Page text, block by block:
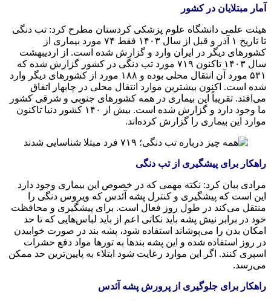
آمار مبتلایان در کشور
هیئت علمی دانشگاه علوم پزشکی کردستان مطرح کرد: تب دنگی
تا تاریخ ۱ آذر و قبل از سال ۱۴۰۳ فقط ۷۴ مورد بیماری از
کشورهای دیگر در ایران وارد و گزارش شده است. از اردیبهشت
سال ۱۴۰۳ تاکنون ۷۱۹ مورد تب دنگی در کشور گزارش شده که
۵۳۱ مورد آن انتقال محلی بوده و ۱۸۸ مورد از کشورهای دیگر وارد
شده است. اکنون بیشترین موارد انتقال محلی در چابهار اتفاق
می‌افتد. تقریباً این بیماری در همه کشورهای جنوبی و شرقی کشور
ما وجود دارد و گزارش شده است. بیش از ۱۴۰ کشور دنیا تاکنون
موارد این بیماری را گزارش کرده‌اند.
راهکار برای پیشگیری از تب دنگی
مرادی بیان کرد: نکته مهمی که در خصوص این بیماری وجود دارد
این است که پیشگیری و کنترل پشه آئدس که ویروس دنگی را
منتقل می‌کند در طول روز فعال است. برای پیشگیری و محافظت
خود در برابر نیش پشه باید نکاتی اعم از باید لباس‌هایی که تا حد
امکان بدن را می‌پوشاند استفاده شود، پشه بند در صورت خوابیدن
در روز استفاده شده و این پشه بندها به تورها مواد دفع حشرات
اسپری کنند. اگر این موارد رعایت شود ابتلاء به پایین‌ترین حد ممکن
می‌رسد.
راهکار برای جلوگیری از پرورش پشه آئدس